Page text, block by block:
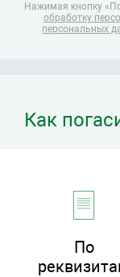
Нажимая кнопку
обработку
персональных
Как
По